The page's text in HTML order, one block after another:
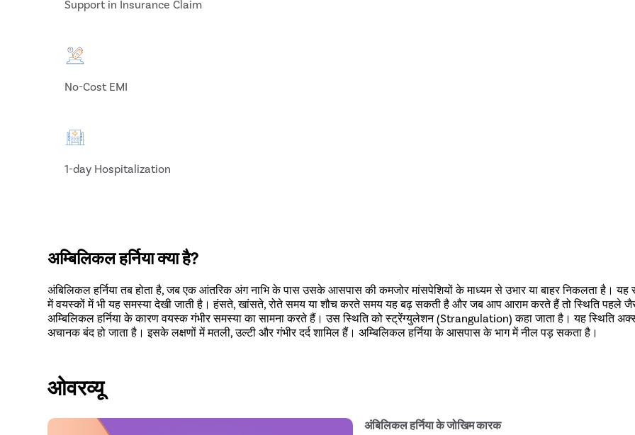
Support in Insurance Claim
No-Cost EMI
1-day Hospitalization
अम्बिलिकल हर्निया क्या है?
अंबिलिकल हर्निया तब होता है, जब एक आंतरिक अंग नाभि के पास उसके आसपास की कमजोर मांसपेशियों के माध्यम से उभार या बाहर निकलता है।
में वयस्कों में भी यह समस्या देखी जाती है। हंसते, खांसते, रोते समय या शौच करते समय यह बढ़ सकती है और जब आप आराम करते हैं तो स्थिति पहले
अम्बिलिकल हर्निया के कारण वयस्क गंभीर समस्या का सामना करते हैं। उस स्थिति को स्ट्रेंग्युलेशन (Strangulation) कहा जाता है। यह स्थिति
अचानक बंद हो जाता है। इसके लक्षणों में मतली, उल्टी और गंभीर दर्द शामिल हैं। अम्बिलिकल हर्निया के आसपास के भाग में नील पड़ सकता है।
ओवरव्यू
अंबिलिकल हर्निया के जोखिम कारक